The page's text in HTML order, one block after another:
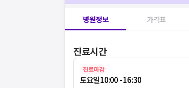
병원정보 가격표
진료시간
진료마감
토요일10:00 - 16:30